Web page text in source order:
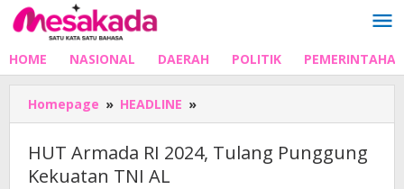
Lewati
ke
HOME NASIONAL DAERAH POLITIK
Homepage » HEADLINE »
Armada
2024,
HUT Armada RI 2024, Tulang Punggung
Kekuatan TNI AL